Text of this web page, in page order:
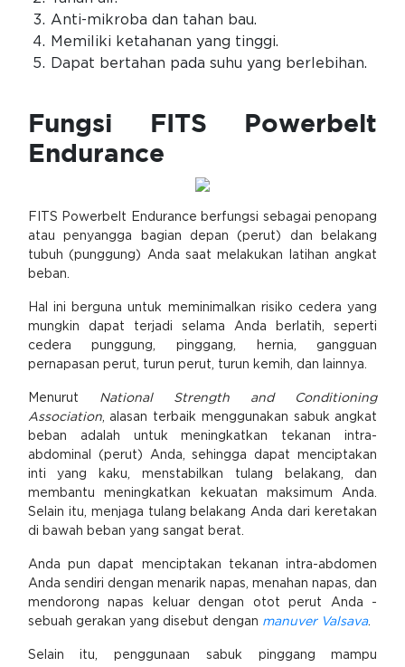
Anti-mikroba dan tahan bau.
Memiliki ketahanan yang tinggi.
Dapat bertahan pada suhu yang berlebihan.
Fungsi FITS Powerbelt
Endurance
FITS Powerbelt Endurance berfungsi sebagai penopang
atau penyangga bagian depan (perut) dan belakang
tubuh (punggung) Anda saat melakukan latihan angkat
beban.
Hal ini berguna untuk meminimalkan risiko cedera yang
mungkin dapat terjadi selama Anda berlatih, seperti
cedera punggung, pinggang, hernia, gangguan
pernapasan perut, turun perut, turun kemih, dan lainnya.
Menurut National Strength and Conditioning
Association, alasan terbaik menggunakan sabuk angkat
beban adalah untuk meningkatkan tekanan intra-
abdominal (perut) Anda, sehingga dapat menciptakan
inti yang kaku, menstabilkan tulang belakang, dan
membantu meningkatkan kekuatan maksimum Anda.
Selain itu, menjaga tulang belakang Anda dari keretakan
di bawah beban yang sangat berat.
Anda pun dapat menciptakan tekanan intra-abdomen
Anda sendiri dengan menarik napas, menahan napas, dan
mendorong napas keluar dengan otot perut Anda -
sebuah gerakan yang disebut dengan manuver Valsava.
Selain itu, penggunaan sabuk pinggang mampu